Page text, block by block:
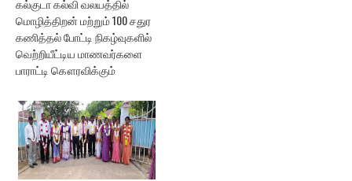
கல்குடா கல்வி வலயத்தில்
மொழித்திறன் மற்றும் 100 சதுர
கணித்தல் போட்டி நிகழ்வுகளில்
வெற்றியீட்டிய மாணவர்களை
பாராட்டி கௌரவிக்கும்